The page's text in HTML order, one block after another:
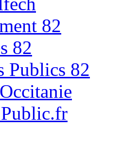
82
82
Publics 82